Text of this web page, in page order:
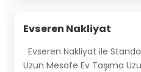
Evseren Nakliyat
Evseren Nakliyat ile
Uzun Mesafe Ev Taşıma